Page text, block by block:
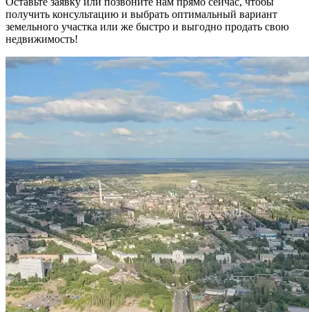
получить консультацию и выбрать оптимальный вариант
земельного участка или же быстро и выгодно продать свою
недвижимость!